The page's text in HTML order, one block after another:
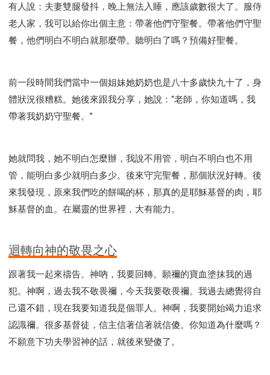
有人說：夫妻雙腿發抖，晚上無法入睡，應該歲數很大了。服侍
老人家，我可以給你出個主意：帶著他們守聖餐。帶著他們守聖
餐，他們明白不明白就那麼帶。聽明白了嗎？預備好聖餐。
前一段時間我們當中一個姐妹她奶奶也是八十多歲快九十了，身
體狀況很糟糕。她後來跟我分享，她說：“老師，你知道嗎，我
帶著我奶奶守聖餐。”
她就問我，她不明白怎麼辦，我說不用管，明白不明白也不用
管，能明白多少就明白多少。後來守完聖餐，那個狀況好轉。後
來我發現，原來我們吃的餅喝的杯，那真的是耶穌基督的肉，耶
穌基督的血。在屬靈的世界裡，大有能力。
迴轉向神的敬畏之心
跟著我一起來禱告。神吶，我要回轉。願禰的寶血塗抹我的過
犯。神啊，過去我不敬畏禰，今天我要敬畏禰。我過去總覺得自
己還不錯，現在我要知道我是個罪人。神啊，我要開始竭力追求
認識禰。很多基督徒，信主信著信著就信傻。你知道為什麼嗎？
不願意下功夫學習神的話，就後來變傻了。